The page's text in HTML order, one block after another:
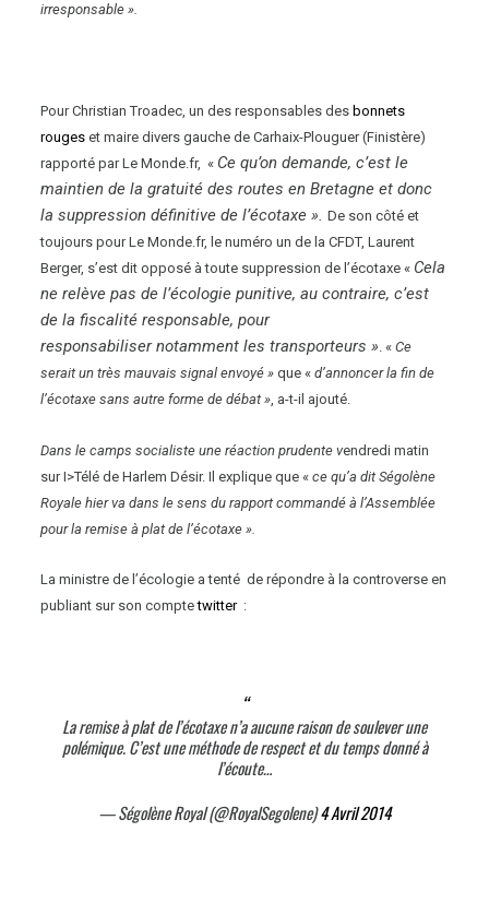
irresponsable ».
Pour Christian Troadec, un des responsables des bonnets
rouges et maire divers gauche de Carhaix-Plouguer (Finistère)
rapporté par Le Monde.fr, « Ce qu’on demande, c’est le
maintien de la gratuité des routes en Bretagne et donc
la suppression définitive de l’écotaxe ».De son côté et
toujours pour Le Monde.fr, le numéro un de la CFDT, Laurent
Berger, s’est dit opposé à toute suppression de l’écotaxe « Cela
ne relève pas de l’écologie punitive, au contraire, c’est
de la fiscalité responsable, pour
responsabiliser notamment les transporteurs ». «Ce
serait un très mauvais signal envoyé » que «d’annoncer la fin de
l’écotaxe sans autre forme de débat », a-t-il ajouté.
Dans le camps socialiste une réaction prudente vendredi matin
sur I>Télé de Harlem Désir. Il explique que «ce qu’a dit Ségolène
Royale hier va dans le sens du rapport commandé à l’Assemblée
pour la remise à plat de l’écotaxe ».
La ministre de l’écologie a tenté de répondre à la controverse en
publiant sur son comptetwitter:
La remise à plat de l’écotaxe n’a aucune raison de soulever une
polémique. C’est une méthode de respect et du temps donné à
l’écoute…
— Ségolène Royal (@RoyalSegolene)4 Avril 2014